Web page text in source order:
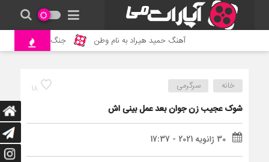
آهنگ حمید هیراد به نام وطن جنگ و نبرد
18 خانه سرگرمی
شوک عجیب زن جوان بعد عمل بینی اش
30 ژانویه 2021 - 17:37